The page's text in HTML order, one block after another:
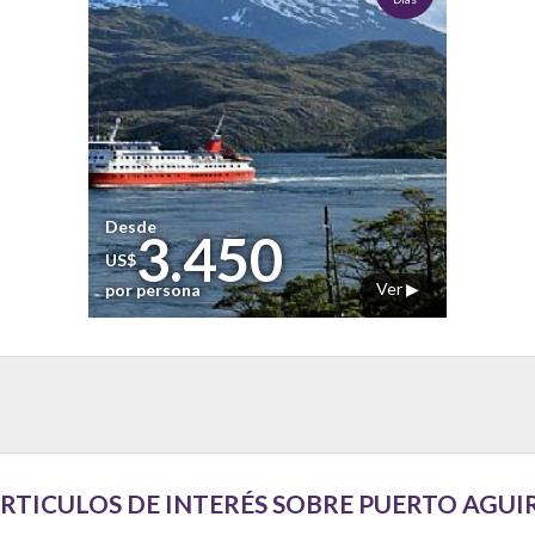
Ver ▶
Desde
US$3.450
por persona
DE INTERÉS SOBRE PUERTO